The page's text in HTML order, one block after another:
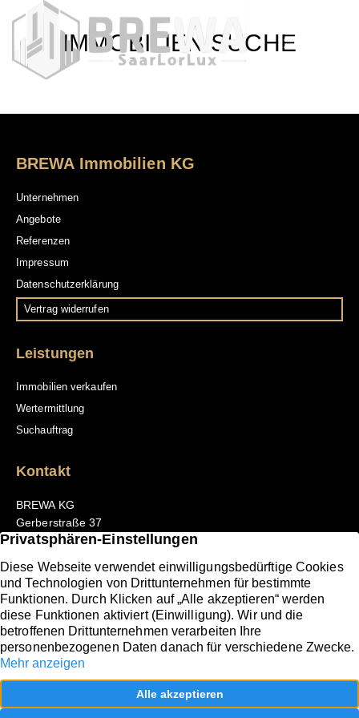
IMMOBILIEN SUCHE
BREWA Immobilien KG
Unternehmen
Angebote
Referenzen
Impressum
Datenschutzerklärung
Vertrag widerrufen
Leistungen
Immobilien verkaufen
Wertermittlung
Suchauftrag
Kontakt
BREWA KG
Gerberstraße 37
66111 Saarbrücken
E-Mail: office@brewa-saarlorlux.com
Folgen Sie uns